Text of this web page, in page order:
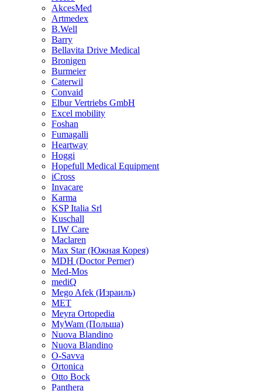
AkcesMed
Artmedex
B.Well
Barry
Bellavita Drive Medical
Bronigen
Burmeier
Caterwil
Convaid
Elbur Vertriebs GmbH
Excel mobility
Foshan
Fumagalli
Heartway
Hoggi
Hopefull Medical Equipment
iCross
Invacare
Karma
KSP Italia Srl
Kuschall
LIW Care
Maclaren
Max Star (Южная Корея)
MDH (Doctor Perner)
Med-Mos
mediQ
Mego Afek (Израиль)
MET
Meyra Ortopedia
MyWam (Польша)
Nuova Blandino
Nuova Blandino
O-Savva
Ortonica
Otto Bock
Panthera